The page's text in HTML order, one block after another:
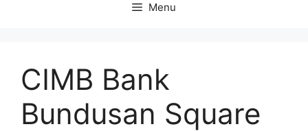
Menu
CIMB Bank
Bundusan Square